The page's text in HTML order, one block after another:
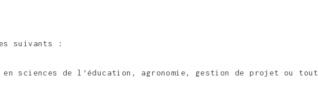
suivants :
en sciences de l’éducation, agronomie, gestion de projet ou tout